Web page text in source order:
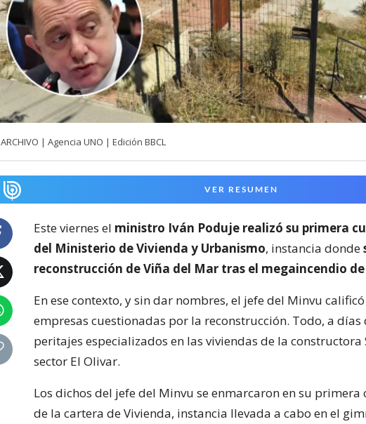
ARCHIVO | Agencia UNO | Edición BBCL
VER RESUMEN
Este viernes el ministro Iván Poduje realizó su primera
del Ministerio de Vivienda y Urbanismo, instancia donde
reconstrucción de Viña del Mar tras el megaincendio de
En ese contexto, y sin dar nombres, el jefe del Minvu calificó
empresas cuestionadas por la reconstrucción. Todo, a días
peritajes especializados en las viviendas de la constructora
sector El Olivar.
Los dichos del jefe del Minvu se enmarcaron en su
de la cartera de Vivienda, instancia llevada a cabo en el